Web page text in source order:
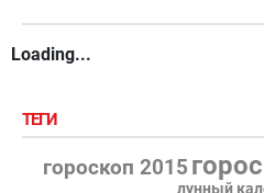
Loading...
ТЕГИ
гороскоп 2015